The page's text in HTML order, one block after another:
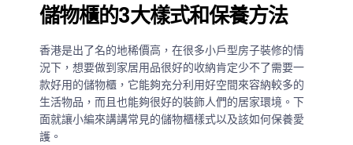
儲物櫃的3大樣式和保養方法
香港是出了名的地稀價高，在很多小戶型房子裝修的情
況下，想要做到家居用品很好的收納肯定少不了需要一
款好用的儲物櫃，它能夠充分利用好空間來容納較多的
生活物品，而且也能夠很好的裝飾人們的居家環境。下
面就讓小編來講講常見的儲物櫃樣式以及該如何保養愛
護。